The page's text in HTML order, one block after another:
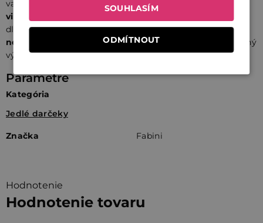
varenia dostať viac. Stavia na modernej technológii
viacvrstvovej nerezovej ocele,
dlhej životnosti. Výsledkom jevýkonný, zdravotne
nezávadný riad,
ktorý zlepšuje prácu s teplom aj samotný
výsledok na tanieri – každý deň.
Parametre
Kategória
Jedlé darčeky
Značka Fabini
Hodnotenie
Hodnotenie tovaru
SOUHLASÍM
ODMÍTNOUT